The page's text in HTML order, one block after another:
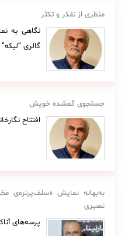
منظری از تفکر و تکثر
نگاهی به
گالری “لیکه”
جستجوی گمشده خویش
افتتاح
به‌بهانه نمایش «سلف‌پرتره‌ی
نصیری
پرسه‌های